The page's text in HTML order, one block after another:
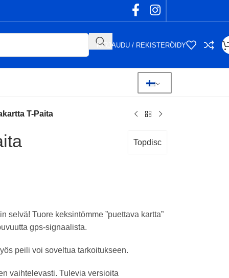
KIRJAUDU / REKISTERÖIDY
T-Paita
Topdisc
Tuore keksintömme ”puettava kartta”
gps-signaalista.
peili voi soveltua tarkoitukseen.
vaihtelevasti. Tulevia versioita